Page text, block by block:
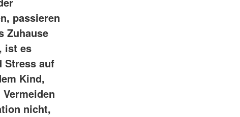
passieren
Zuhause
ist es
Stress auf
Kind,
nicht,